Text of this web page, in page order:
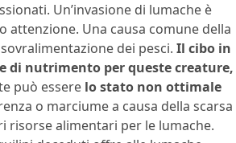
Un’invasione di lumache è
attenzione. Una causa comune della
dei pesci. Il cibo in
di nutrimento per queste creature,
può essere lo stato non ottimale
o marciume a causa della scarsa
risorse alimentari per le lumache.